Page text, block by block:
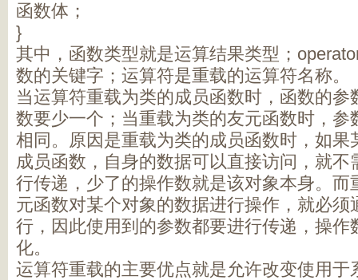
函数体；
}
其中，函数类型就是运算结果类型；
数的关键字；运算符是重载的运算符名称。
当运算符重载为类的成员函数时，函数的
数要少一个；当重载为类的友元函数时，参
相同。原因是重载为类的成员函数时，如果
成员函数，自身的数据可以直接访问，就
行传递，少了的操作数就是该对象本身。而
元函数对某个对象的数据进行操作，就必须
行，因此使用到的参数都要进行传递，操作
化。
运算符重载的主要优点就是允许改变使用于